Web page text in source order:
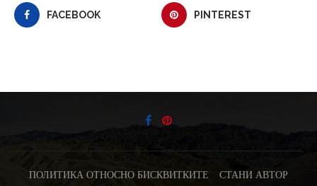
FACEBOOK PINTEREST
ПОЛИТИКА ОТНОСНО БИСКВИТКИТЕ СТАНИ АВТОР